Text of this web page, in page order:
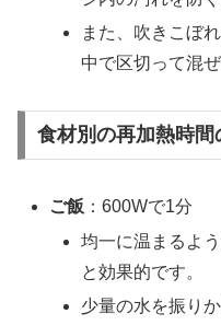
また、吹きこぼ
中で区切って混
食材別の再加熱時間
ご飯 ：600Wで1分
均一に温まるよ
と効果的です。
少量の水を振り